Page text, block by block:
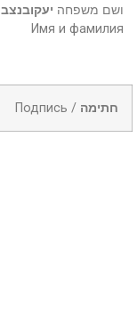
ושם משפחה יעקובנצב
Имя и фамилия
Подпись / חתימה